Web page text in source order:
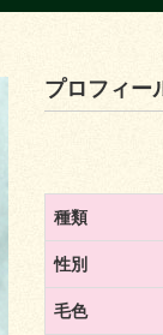
プロフィー
種類
性別
毛色